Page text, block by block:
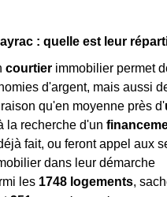
: quelle est leur
courtier immobilier permet
d'argent, mais aussi
qu'en moyenne près d'
la recherche d'un
fait, ou feront appel aux
dans leur démarche
les 1748 logements,